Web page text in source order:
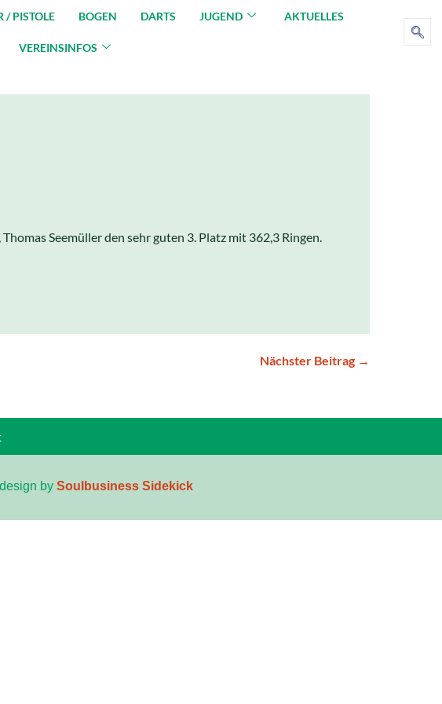
/ PISTOLE BOGEN DARTS JUGEND AKTUELLES
VEREINSINFOS
Seemüller den sehr guten 3. Platz mit 362,3 Ringen.
Nächster Beitrag →
by Soulbusiness Sidekick